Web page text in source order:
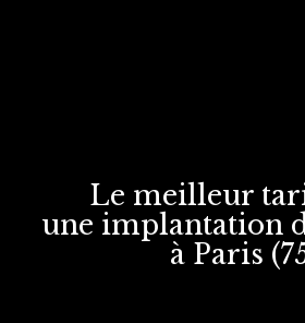
Le meilleur
une implantation
à Paris